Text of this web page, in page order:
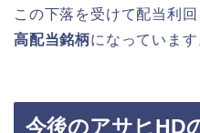
この下落を受けて配当利
高配当銘柄になっています
今後のアサヒHD